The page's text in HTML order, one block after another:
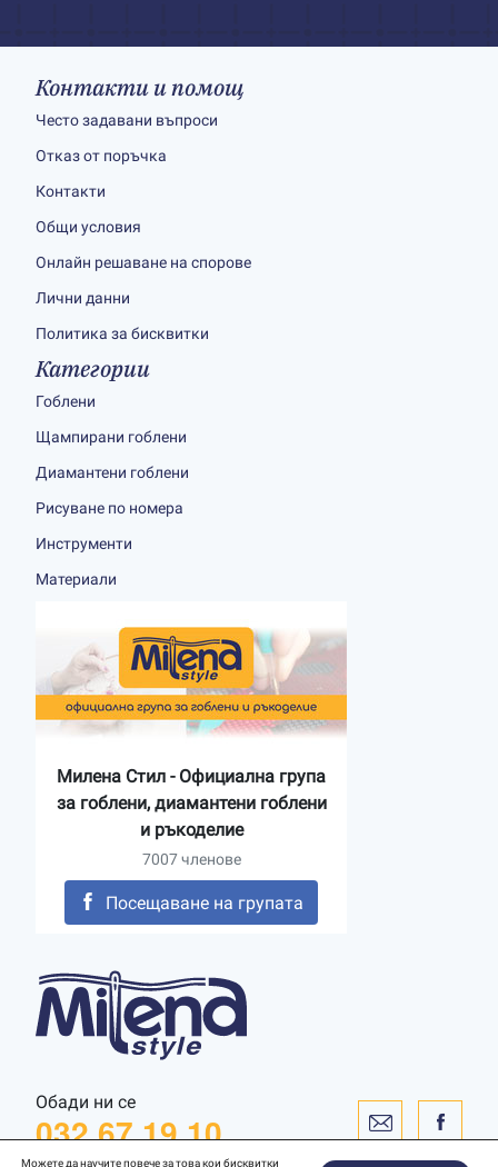
Обади ни се
032 67 19 10
Контакти и помощ
Често задавани въпроси
Отказ от поръчка
Контакти
Общи условия
Онлайн решаване на спорове
Лични данни
Политика за бисквитки
Категории
Гоблени
Щампирани гоблени
Диамантени гоблени
Рисуване по номера
Инструменти
Материали
Милена Стил - Официална група
за гоблени, диамантени гоблени
и ръкоделие
7007 членове
Посещаване на групата
Можете да научите повече за това кои бисквитки